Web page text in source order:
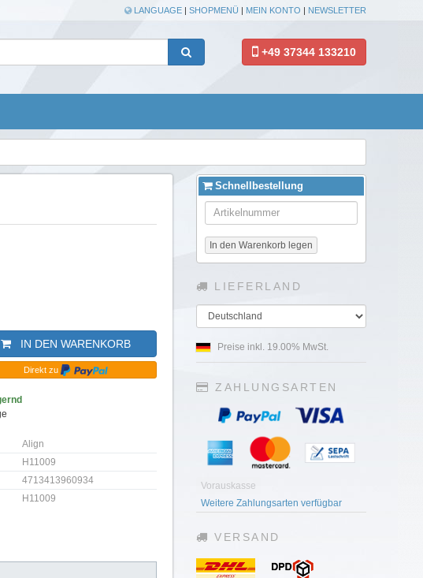
LANGUAGE | SHOPMENÜ | MEIN KONTO | NEWSLETTER
+49 37344 133210
IN DEN WARENKORB
Direkt zu
Align
H11009
4713413960934
H11009
Schnellbestellung
In den Warenkorb legen
LIEFERLAND
Land
Preise inkl. 19.00% MwSt.
ZAHLUNGSARTEN
Vorauskasse
Weitere Zahlungsarten verfügbar
VERSAND